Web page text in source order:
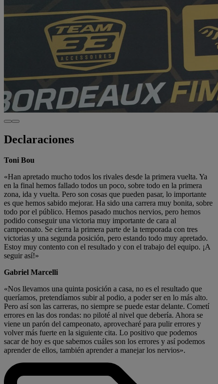
Declaraciones
Toni Bou
«Han apretado mucho todos los rivales desde la primera vuelta. Ya
en la final hemos fallado todos un poco, sobre todo en la primera
zona, ida y vuelta. Pero son cosas que pueden pasar, lo importante
es que hemos sabido mejorar. Ha sido una carrera muy bonita, sobre
todo por el público. Hemos pasado muchos nervios, pero hemos
podido conseguir una victoria muy importante de cara al
campeonato. Se cierra la primera parte de la temporada con tres
victorias y una segunda posición, pero estando todo muy apretado.
Estoy muy contento con el resultado y con el trabajo del equipo. ¡A
seguir así!»
Gabriel Marcelli
«Nos llevamos una quinta posición a casa, no es el resultado que
queríamos, pretendíamos subir al podio, a poder ser en lo más alto.
Pero así son las carreras, no siempre se puede estar delante. Cometí
errores en las dos rondas: no piloté al nivel que debería. Ahora se
viene un parón del campeonato, aprovecharé para pulir errores y
volver más fuerte en la siguiente cita. Lo positivo que podemos
sacar de hoy es que sabemos cuáles son los errores y así podemos
aprender de ellos, también aprender a manejar los nervios».